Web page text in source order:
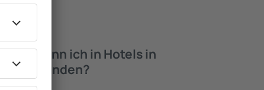
kann ich in Hotels in
finden?